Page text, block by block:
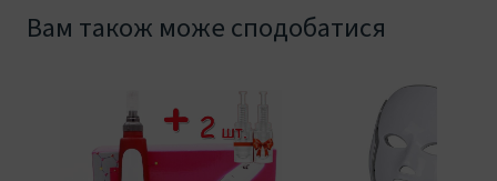
Вам також може сподобатися